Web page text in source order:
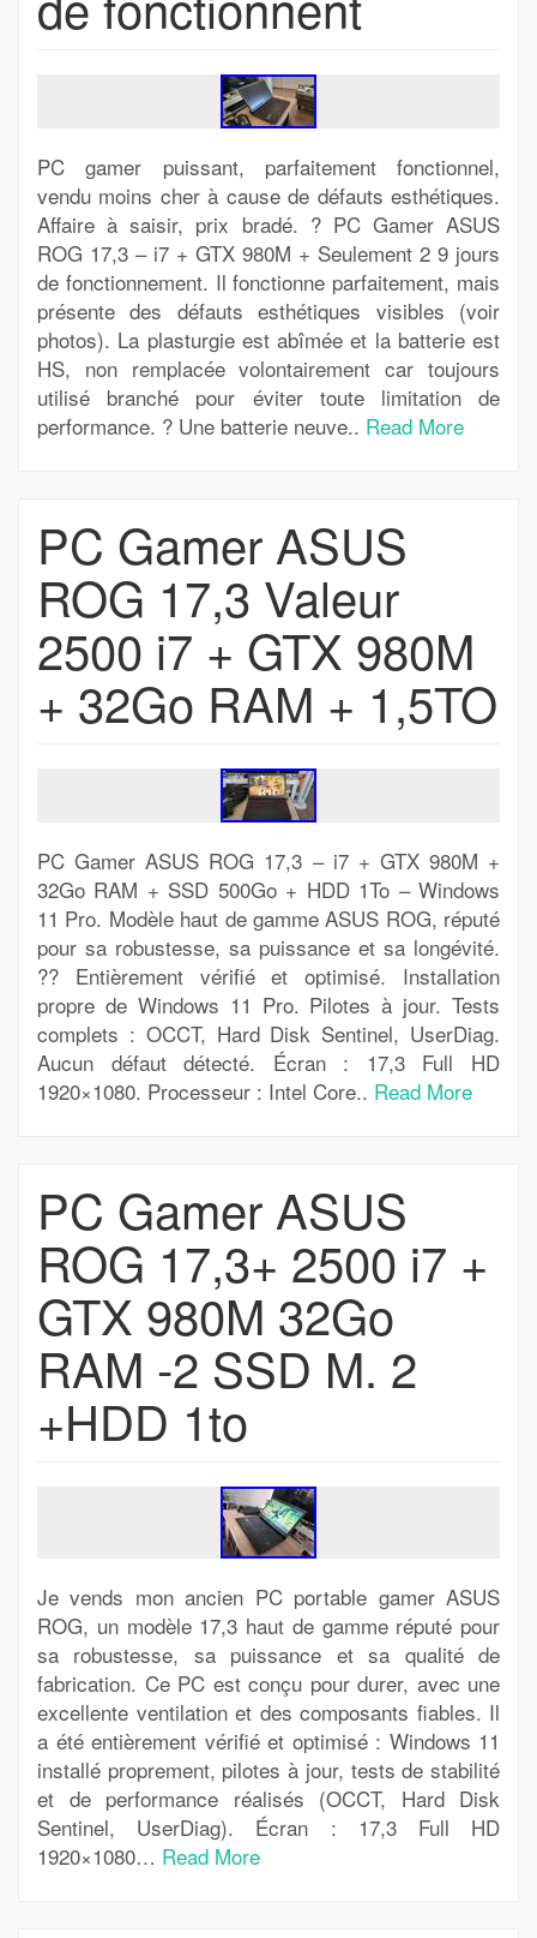
PC gamer puissant, parfaitement fonctionnel,
vendu moins cher à cause de défauts esthétiques.
Affaire à saisir, prix bradé. ? PC Gamer ASUS
ROG 17,3 – i7 + GTX 980M + Seulement 2 9 jours
de fonctionnement. Il fonctionne parfaitement, mais
présente des défauts esthétiques visibles (voir
photos). La plasturgie est abîmée et la batterie est
HS, non remplacée volontairement car toujours
utilisé branché pour éviter toute limitation de
performance. ? Une batterie neuve.. Read More
PC Gamer ASUS
ROG 17,3 Valeur
2500 i7 + GTX 980M
+ 32Go RAM + 1,5TO
PC Gamer ASUS ROG 17,3 – i7 + GTX 980M +
32Go RAM + SSD 500Go + HDD 1To – Windows
11 Pro. Modèle haut de gamme ASUS ROG, réputé
pour sa robustesse, sa puissance et sa longévité.
?? Entièrement vérifié et optimisé. Installation
propre de Windows 11 Pro. Pilotes à jour. Tests
complets : OCCT, Hard Disk Sentinel, UserDiag.
Aucun défaut détecté. Écran : 17,3 Full HD
1920×1080. Processeur : Intel Core.. Read More
PC Gamer ASUS
ROG 17,3+ 2500 i7 +
GTX 980M 32Go
RAM -2 SSD M. 2
+HDD 1to
Je vends mon ancien PC portable gamer ASUS
ROG, un modèle 17,3 haut de gamme réputé pour
sa robustesse, sa puissance et sa qualité de
fabrication. Ce PC est conçu pour durer, avec une
excellente ventilation et des composants fiables. Il
a été entièrement vérifié et optimisé : Windows 11
installé proprement, pilotes à jour, tests de stabilité
et de performance réalisés (OCCT, Hard Disk
Sentinel, UserDiag). Écran : 17,3 Full HD
1920×1080… Read More